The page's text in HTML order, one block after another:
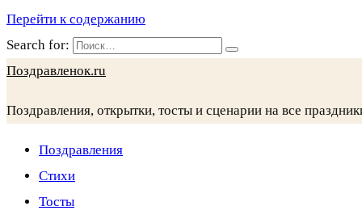
Перейти к содержанию
Search for:
Поздравленок.ru
Поздравления, открытки, тосты и сценарии на все
Поздравления
Стихи
Тосты